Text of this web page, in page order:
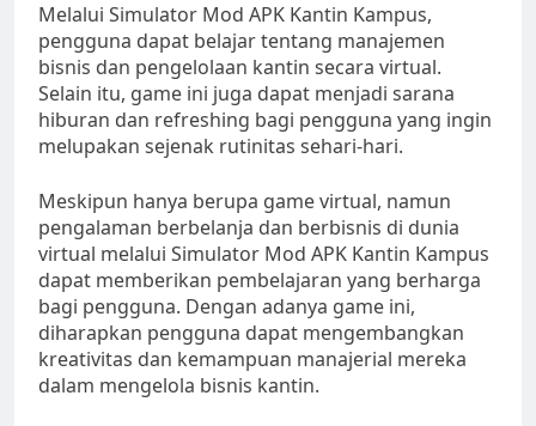
Melalui Simulator Mod APK Kantin Kampus,
pengguna dapat belajar tentang manajemen
bisnis dan pengelolaan kantin secara virtual.
Selain itu, game ini juga dapat menjadi sarana
hiburan dan refreshing bagi pengguna yang ingin
melupakan sejenak rutinitas sehari-hari.
Meskipun hanya berupa game virtual, namun
pengalaman berbelanja dan berbisnis di dunia
virtual melalui Simulator Mod APK Kantin Kampus
dapat memberikan pembelajaran yang berharga
bagi pengguna. Dengan adanya game ini,
diharapkan pengguna dapat mengembangkan
kreativitas dan kemampuan manajerial mereka
dalam mengelola bisnis kantin.